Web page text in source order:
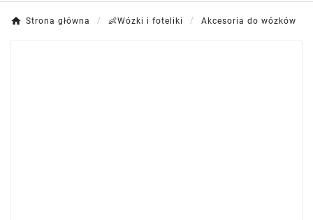
Strona główna 👶Wózki i foteliki Akcesoria do wózków